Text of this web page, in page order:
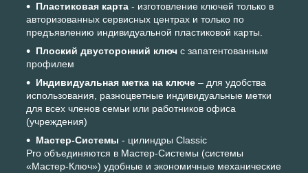
Пластиковая карта - изготовление ключей только в
авторизованных сервисных центрах и только по
предъявлению индивидуальной пластиковой карты.
Плоский двусторонний ключ с запатентованным
профилем
Индивидуальная метка на ключе – для удобства
использования, разноцветные индивидуальные метки
для всех членов семьи или работников офиса
(учреждения)
Мастер-Системы - цилиндры Classic
Pro объединяются в Мастер-Системы (системы
«Мастер-Ключ») удобные и экономичные механические